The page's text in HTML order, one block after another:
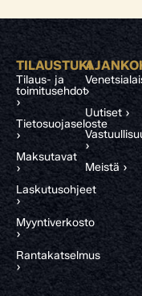
TILAUSTUKI
Tilaus- ja
toimitusehdot
›
Tietosuojaseloste
›
Maksutavat
›
Laskutusohjeet
›
Myyntiverkosto
›
Rantakatselmus
›
›
Uutiset ›
›
Meistä ›